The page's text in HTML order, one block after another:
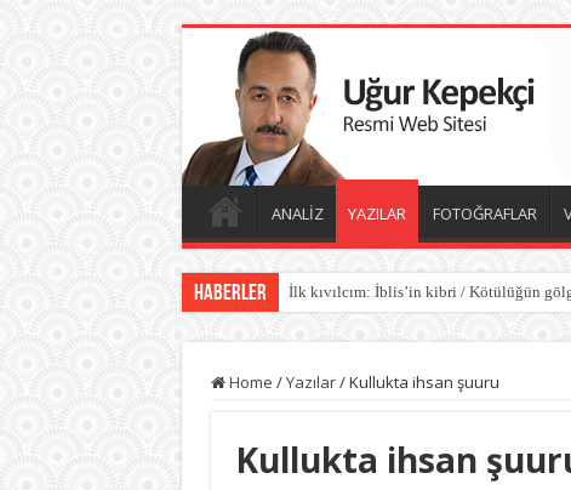
ANALİZ YAZILAR FOTOĞRAFLAR
Haberler İlk kıvılcım: İblis’in kibri / Kötülüğün
Kötülüğün anatomisi / Kötülüğün
Home /Yazılar/Kullukta ihsan şuuru
Kullukta ihsan